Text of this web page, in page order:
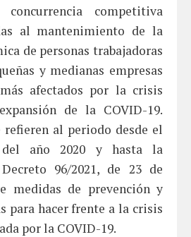
concurrencia competitiva
al mantenimiento de la
de personas trabajadoras
y medianas empresas
afectados por la crisis
de la COVID-19.
refieren al periodo desde el
año 2020 y hasta la
96/2021, de 23 de
medidas de prevención y
para hacer frente a la crisis
por la COVID-19.